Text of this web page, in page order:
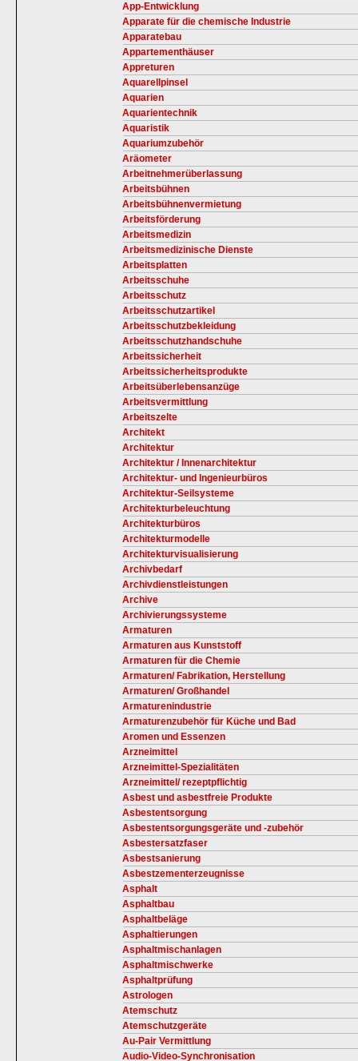
App-Entwicklung
Apparate für die chemische Industrie
Apparatebau
Appartementhäuser
Appreturen
Aquarellpinsel
Aquarien
Aquarientechnik
Aquaristik
Aquariumzubehör
Aräometer
Arbeitnehmerüberlassung
Arbeitsbühnen
Arbeitsbühnenvermietung
Arbeitsförderung
Arbeitsmedizin
Arbeitsmedizinische Dienste
Arbeitsplatten
Arbeitsschuhe
Arbeitsschutz
Arbeitsschutzartikel
Arbeitsschutzbekleidung
Arbeitsschutzhandschuhe
Arbeitssicherheit
Arbeitssicherheitsprodukte
Arbeitsüberlebensanzüge
Arbeitsvermittlung
Arbeitszelte
Architekt
Architektur
Architektur / Innenarchitektur
Architektur- und Ingenieurbüros
Architektur-Seilsysteme
Architekturbeleuchtung
Architekturbüros
Architekturmodelle
Architekturvisualisierung
Archivbedarf
Archivdienstleistungen
Archive
Archivierungssysteme
Armaturen
Armaturen aus Kunststoff
Armaturen für die Chemie
Armaturen/ Fabrikation, Herstellung
Armaturen/ Großhandel
Armaturenindustrie
Armaturenzubehör für Küche und Bad
Aromen und Essenzen
Arzneimittel
Arzneimittel-Spezialitäten
Arzneimittel/ rezeptpflichtig
Asbest und asbestfreie Produkte
Asbestentsorgung
Asbestentsorgungsgeräte und -zubehör
Asbestersatzfaser
Asbestsanierung
Asbestzementerzeugnisse
Asphalt
Asphaltbau
Asphaltbeläge
Asphaltierungen
Asphaltmischanlagen
Asphaltmischwerke
Asphaltprüfung
Astrologen
Atemschutz
Atemschutzgeräte
Au-Pair Vermittlung
Audio-Video-Synchronisation